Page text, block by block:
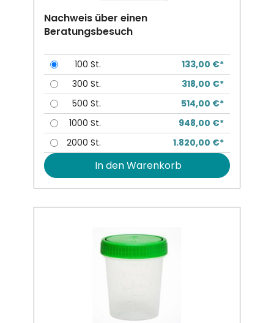
Nachweis über einen
Beratungsbesuch
100 St.
133,00 €*
300 St.
318,00 €*
500 St.
514,00 €*
1000 St.
948,00 €*
2000 St.
1.820,00 €*
In den Warenkorb